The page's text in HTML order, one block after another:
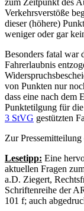
Verkehrsverstöße
dieser (höhere)
weniger oder gar
Besonders fatal war
Fahrerlaubnis
von Punkten nur
dass eine nach dem
Punktetilgung für
3 StVG gestützten
Zur
Lesetipp: Eine
aktuellen Fragen
a.D. Ziegert,
Schriftenreihe der
101 f; auch